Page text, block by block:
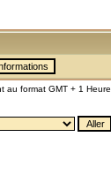
au format GMT + 1 Heure